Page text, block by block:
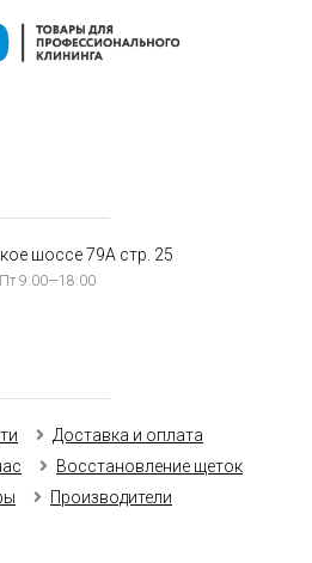
шоссе 79А стр. 25
9:00—18:00
Доставка и оплата
Восстановление щеток
Производители